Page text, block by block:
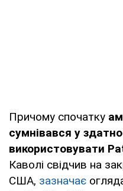
Причому спочатку
сумнівався у
використовувати
Каволі свідчив на
США, зазначає